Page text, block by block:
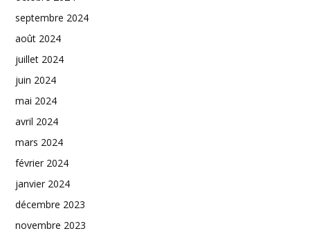
septembre 2024
août 2024
juillet 2024
juin 2024
mai 2024
avril 2024
mars 2024
février 2024
janvier 2024
décembre 2023
novembre 2023